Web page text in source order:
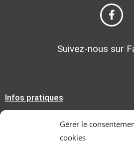
Gérer le
cookies
Suivez-nous sur
Infos pratiques
Mentions légales
Politique de confidentialité